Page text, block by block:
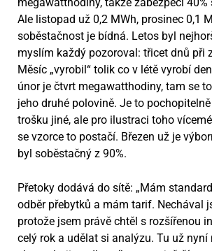
Ale listopad už 0,2 MWh, prosinec 0,1
soběstačnost je bídná. Letos byl
myslím každý pozoroval: třicet dnů při
Měsíc „vyrobil“ tolik co v létě vyrobí
únor je čtvrt megawatthodiny, tam se
jeho druhé polovině. Je to
trošku jiné, ale pro ilustraci toho
se vzorce to postačí. Březen už je
byl soběstačný z 90%.
Přetoky dodává do sítě: „Mám
odběr přebytků a mám tarif. Nechával
protože jsem právě chtěl s rozšířenou
celý rok a udělat si analýzu. Tu už nyní